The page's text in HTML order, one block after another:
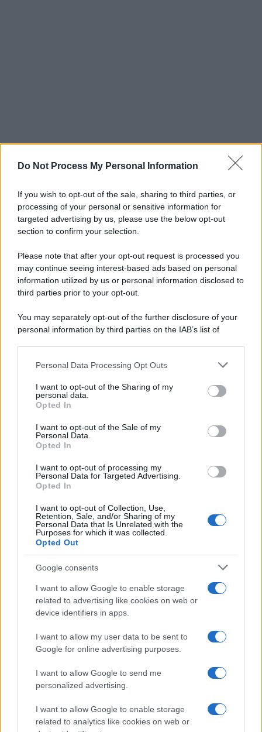
Do Not Process My Personal Information
If you wish to opt-out of the sale, sharing to third parties, or
processing of your personal or sensitive information for
targeted advertising by us, please use the below opt-out
section to confirm your selection.
Please note that after your opt-out request is processed you
may continue seeing interest-based ads based on personal
information utilized by us or personal information disclosed to
third parties prior to your opt-out.
You may separately opt-out of the further disclosure of your
personal information by third parties on the IAB’s list of
This information may also be disclosed by us to third parties
disclose it to other third parties.
Please note that this website/app uses one or more Google
services and may gather and store information including but
not limited to your visit or usage behaviour. You may click to
grant or deny consent to Google and its third-party tags to
consent section.
Personal Data Processing Opt Outs
I want to opt-out of the Sharing of my
personal data.
Opted In
I want to opt-out of the Sale of my
Personal Data.
Opted In
I want to opt-out of processing my
Personal Data for Targeted Advertising.
Opted In
I want to opt-out of Collection, Use,
Retention, Sale, and/or Sharing of my
Personal Data that Is Unrelated with the
Purposes for which it was collected.
Opted Out
Google consents
I want to allow Google to enable storage
related to advertising like cookies on web or
device identifiers in apps.
I want to allow my user data to be sent to
Google for online advertising purposes.
I want to allow Google to send me
personalized advertising.
I want to allow Google to enable storage
related to analytics like cookies on web or